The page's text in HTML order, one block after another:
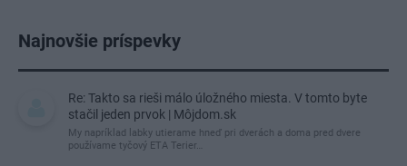
Najnovšie príspevky
Re: Takto sa rieši málo úložného miesta. V tomto byte
stačil jeden prvok | Môjdom.sk
My napríklad labky utierame hneď pri dverách a doma pred dvere
používame tyčový ETA Terier…